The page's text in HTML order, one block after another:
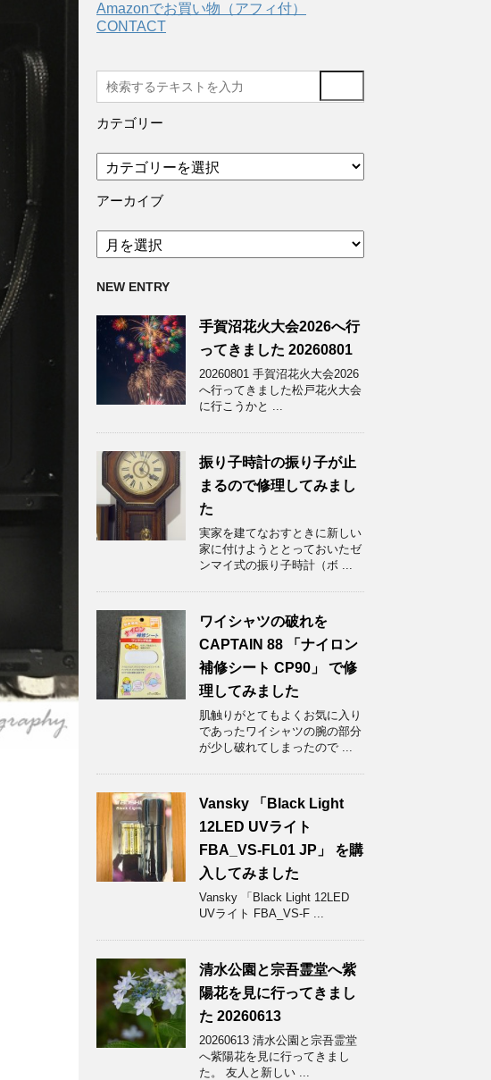
Amazonでお買い物（アフィ付）
CONTACT
カテゴリー
テ
ゴ
ー
アーカイブ
ア
ー
イ
ブ
NEW ENTRY
手賀沼花火大会2026へ行
ってきました 20260801
20260801 手賀沼花火大会2026
へ行ってきました松戸花火大会
に行こうかと ...
振り子時計の振り子が止
まるので修理してみまし
た
実家を建てなおすときに新しい
家に付けようととっておいたゼ
ンマイ式の振り子時計（ボ ...
ワイシャツの破れを
CAPTAIN 88 「ナイロン
補修シート CP90」 で修
理してみました
肌触りがとてもよくお気に入り
であったワイシャツの腕の部分
が少し破れてしまったので ...
Vansky 「Black Light
12LED UVライト
FBA_VS-FL01 JP」 を購
入してみました
Vansky 「Black Light 12LED
UVライト FBA_VS-F ...
清水公園と宗吾霊堂へ紫
陽花を見に行ってきまし
た 20260613
20260613 清水公園と宗吾霊堂
へ紫陽花を見に行ってきまし
た。 友人と新しい ...